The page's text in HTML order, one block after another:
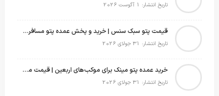
تاریخ انتشار: 1 آگوست 2026
قیمت پتو سبک سنس | خرید و پخش عمده پتو مسافرتی Sense
تاریخ انتشار: 31 جولای 2026
خرید عمده پتو مینک برای موکب‌های اربعین | قیمت مناسب و ارسال سریع
تاریخ انتشار: 31 جولای 2026